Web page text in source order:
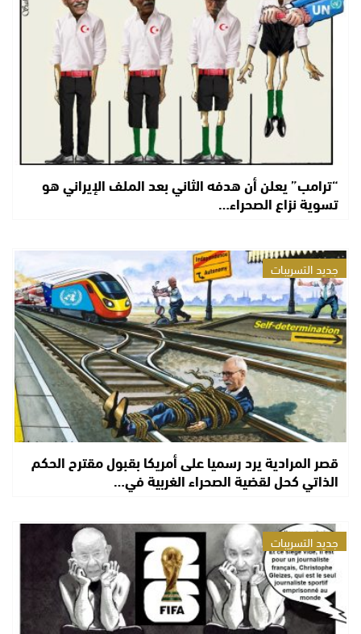
“ترامب” يعلن أن هدفه الثاني بعد الملف الإيراني هو
تسوية نزاع الصحراء…
جديد التسريبات
قصر المرادية يرد رسميا على أمريكا بقبول مقترح الحكم
الذاتي كحل لقضية الصحراء الغربية في…
جديد التسريبات